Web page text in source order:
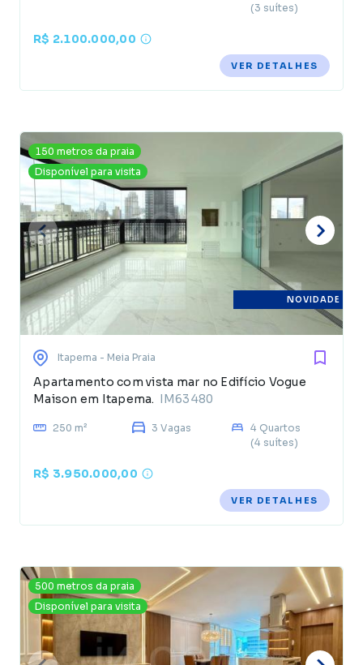
(3 suítes)
R$ 2.100.000,00
VER DETALHES
150 metros da praia
Disponível para visita
NOVIDADE
Itapema - Meia Praia
Apartamento com vista mar no Edifício Vogue
Maison em Itapema. IM63480
250 m² 3 Vagas
4 Quartos
(4 suítes)
R$ 3.950.000,00
VER DETALHES
500 metros da praia
Disponível para visita